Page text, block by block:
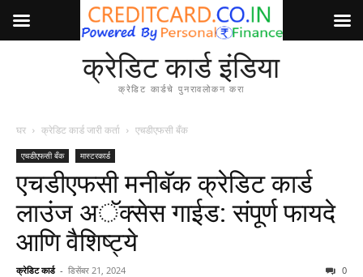
क्रेडिट कार्ड इंडिया
क्रेडिट कार्डचे पुनरावलोकन करा
घर क्रेडिट कार्ड जारी कर्ता एचडीएफसी बँक
एचडीएफसी बँक मास्टरकार्ड
एचडीएफसी मनीबॅक क्रेडिट कार्ड
लाउंज अॅक्सेस गाईड: संपूर्ण फायदे
आणि वैशिष्ट्ये
क्रेडिट कार्ड - डिसेंबर 21, 2024 0